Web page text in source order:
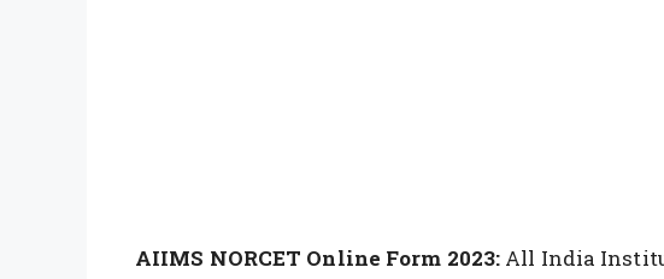
AIIMS NORCET Online Form 2023: All India